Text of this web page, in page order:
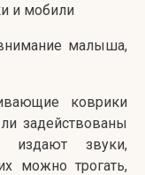
и мобили
малыша,
коврики
задействованы
издают звуки,
можно трогать,